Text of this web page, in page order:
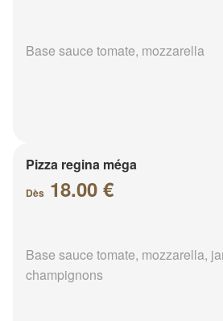
Base sauce tomate, mozzarella
Pizza regina méga
Dès 18.00 €
Base sauce tomate, mozzarella,
champignons